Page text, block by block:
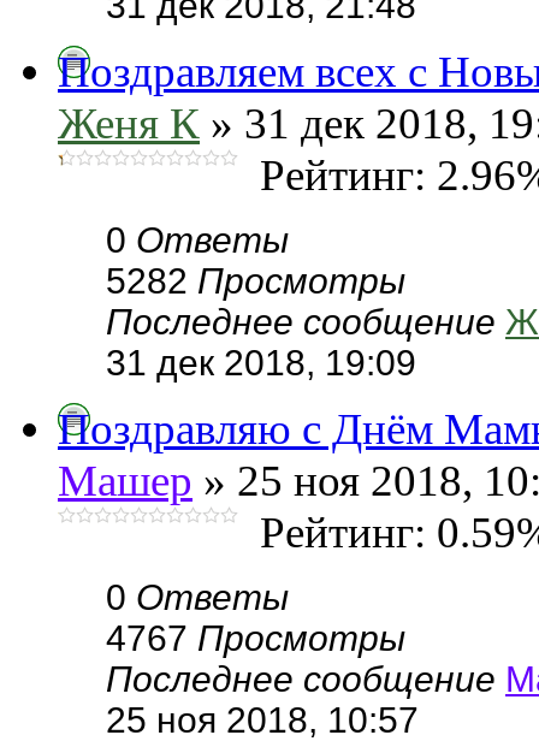
Поздравляем всех с
Женя К » 31 дек 2018,
Рейтинг:
0 Ответы
5282 Просмотры
Последнее сообщение
31 дек 2018, 19:09
Поздравляю с Днём
Машер » 25 ноя 2018,
Рейтинг:
0 Ответы
4767 Просмотры
Последнее сообщение
25 ноя 2018, 10:57